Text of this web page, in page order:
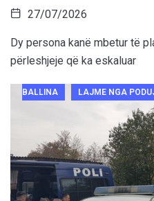
27/07/2026
Dy persona kanë mbetur të
përleshjeje që ka eskaluar
BALLINA LAJME NGA